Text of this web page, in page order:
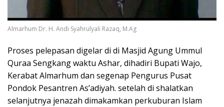
Almarhum Dr. H. Andi Syahrulyali Razaq, M.Ag
Proses pelepasan digelar di di Masjid Agung Ummul
Quraa Sengkang waktu Ashar, dihadiri Bupati Wajo,
Kerabat Almarhum dan segenap Pengurus Pusat
Pondok Pesantren As’adiyah. setelah di shalatkan
selanjutnya jenazah dimakamkan perkuburan Islam